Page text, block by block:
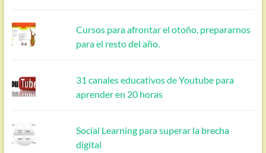
Cursos para afrontar el otoño, prepararnos
para el resto del año.
31 canales educativos de Youtube para
aprender en 20 horas
Social Learning para superar la brecha
digital